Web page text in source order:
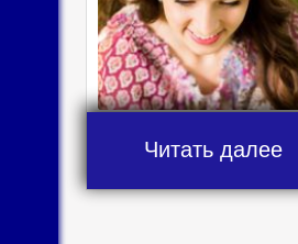
Читать далее